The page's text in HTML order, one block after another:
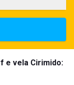
e vela Cirimido: